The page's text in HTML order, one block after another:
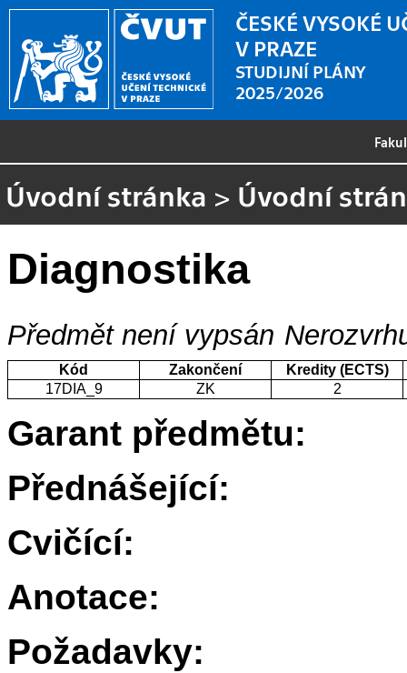
ČESKÉ VYSOKÉ
V PRAZE
STUDIJNÍ PLÁNY
2025/2026
Úvodní stránka > Úvodní
Diagnostika
Předmět není vypsán
Kód Zakončení
Kredity (ECTS)
17DIA_9
ZK 2
Garant předmětu:
Přednášející:
Cvičící:
Anotace:
Požadavky: